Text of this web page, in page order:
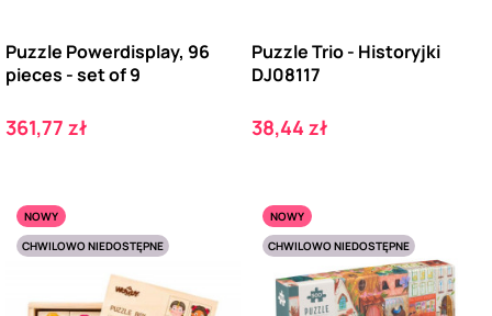
Puzzle Powerdisplay, 96
pieces - set of 9
Cena
361,77 zł
Puzzle Trio - Historyjki
DJ08117
Cena
38,44 zł
NOWY
CHWILOWO NIEDOSTĘPNE
NOWY
CHWILOWO NIEDOSTĘPNE